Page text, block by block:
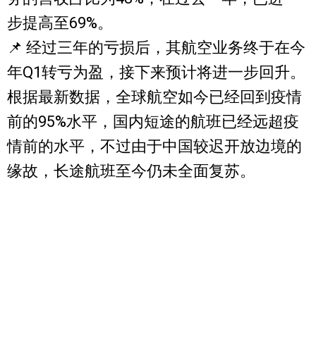
步提高至69%。
📌 经过三年的亏损后，其航空业务终于在今
年Q1转亏为盈，接下来预计将进一步回升。
根据最新数据，全球航空如今已经回到疫情
前的95%水平，国内短途的航班已经远超疫
情前的水平，不过由于中国较迟开放边境的
缘故，长途航班至今仍未全面复苏。